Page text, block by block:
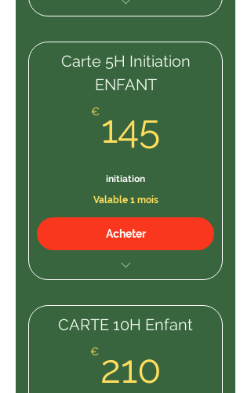
Carte 5H Initiation
ENFANT
€ 145
initiation
Valable 1 mois
Acheter
CARTE 10H Enfant
€ 210